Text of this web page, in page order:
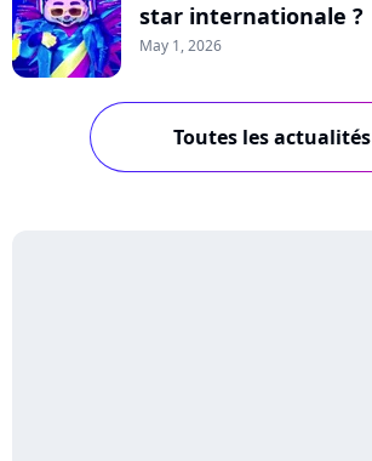
star internationale ?
May 1, 2026
Toutes les actualités